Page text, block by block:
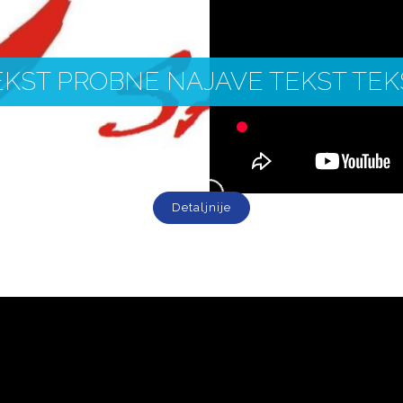
PROBNE NAJAVE TEKST
Detaljnije